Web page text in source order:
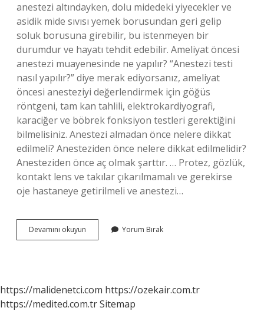
anestezi altındayken, dolu midedeki yiyecekler ve
asidik mide sıvısı yemek borusundan geri gelip
soluk borusuna girebilir, bu istenmeyen bir
durumdur ve hayatı tehdit edebilir. Ameliyat öncesi
anestezi muayenesinde ne yapılır? “Anestezi testi
nasıl yapılır?” diye merak ediyorsanız, ameliyat
öncesi anesteziyi değerlendirmek için göğüs
röntgeni, tam kan tahlili, elektrokardiyografi,
karaciğer ve böbrek fonksiyon testleri gerektiğini
bilmelisiniz. Anestezi almadan önce nelere dikkat
edilmeli? Anesteziden önce nelere dikkat edilmelidir?
Anesteziden önce aç olmak şarttır. … Protez, gözlük,
kontakt lens ve takılar çıkarılmamalı ve gerekirse
oje hastaneye getirilmeli ve anestezi…
Devamını okuyun Anestezi
Muayenesi
Mi
Yorum Bırak
https://malidenetci.com https://ozekair.com.tr
https://medited.com.trSitemap